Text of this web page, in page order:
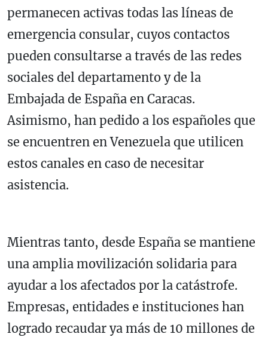
permanecen activas todas las líneas de
emergencia consular, cuyos contactos
pueden consultarse a través de las redes
sociales del departamento y de la
Embajada de España en Caracas.
Asimismo, han pedido a los españoles que
se encuentren en Venezuela que utilicen
estos canales en caso de necesitar
asistencia.
Mientras tanto, desde España se mantiene
una amplia movilización solidaria para
ayudar a los afectados por la catástrofe.
Empresas, entidades e instituciones han
logrado recaudar ya más de 10 millones de